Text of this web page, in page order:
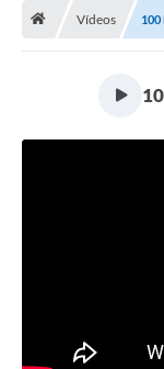
Vídeos 100